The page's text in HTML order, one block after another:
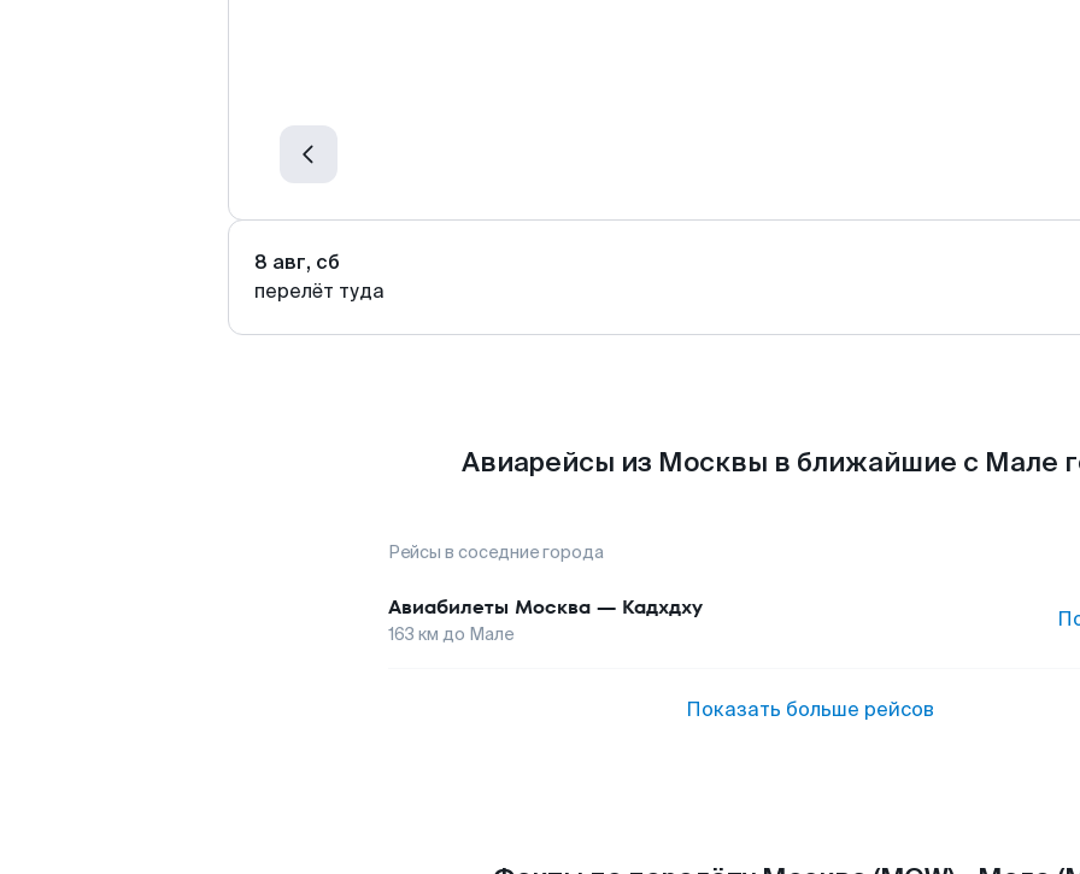
8 авг, сб
перелёт туда
Авиарейсы из Москвы в ближайшие с Мале
Рейсы в соседние города
Авиабилеты Москва — Кадхдху
163 км до Мале
Показать больше рейсов